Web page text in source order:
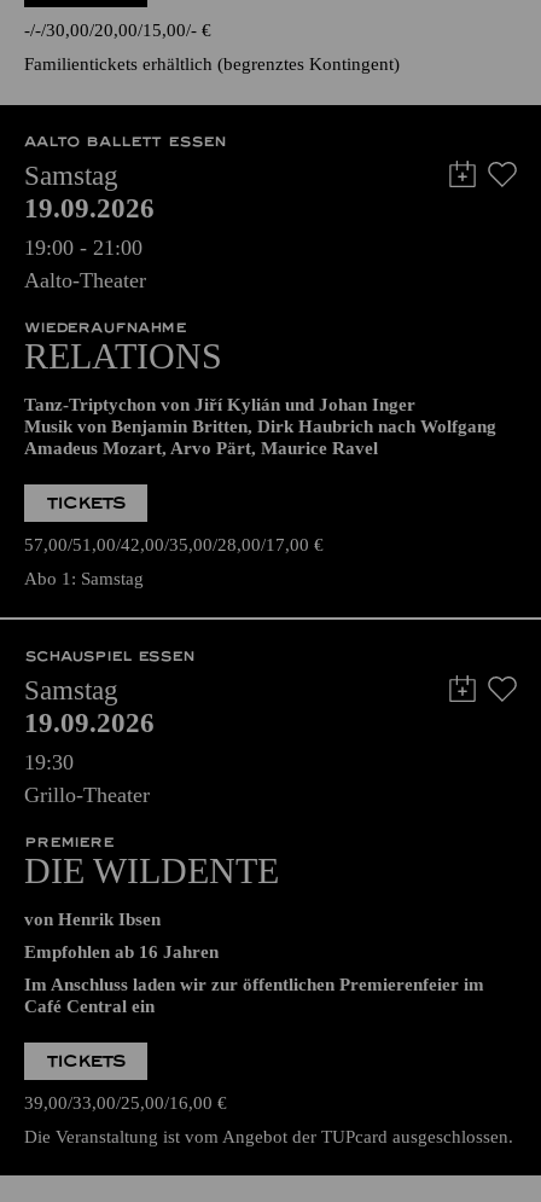
- - 30,00 20,00 15,00 - €
Familientickets erhältlich (begrenztes Kontingent)
AALTO BALLETT ESSEN
Samstag
19.09.2026
19:00 - 21:00
Aalto-Theater
WIEDERAUFNAHME
RELATIONS
Tanz-Triptychon von Jiří Kylián und Johan Inger
Musik von Benjamin Britten, Dirk Haubrich nach Wolfgang
Amadeus Mozart, Arvo Pärt, Maurice Ravel
TICKETS
57,00 51,00 42,00 35,00 28,00 17,00 €
Abo 1: Samstag
SCHAUSPIEL ESSEN
Samstag
19.09.2026
19:30
Grillo-Theater
PREMIERE
DIE WILDENTE
von Henrik Ibsen
Empfohlen ab 16 Jahren
Im Anschluss laden wir zur öffentlichen Premierenfeier im
Café Central ein
TICKETS
39,00 33,00 25,00 16,00 €
Die Veranstaltung ist vom Angebot der TUPcard ausgeschlossen.